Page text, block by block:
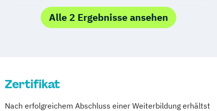
Alle 2 Ergebnisse ansehen
Zertifikat
Nach erfolgreichem Abschluss einer Weiterbildung erhältst